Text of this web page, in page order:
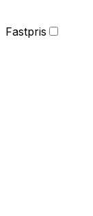
Fastpris